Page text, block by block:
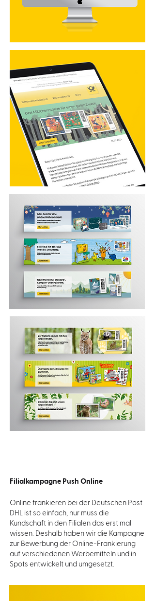
Filialkampagne Push Online
Online frankieren bei der Deutschen Post
DHL ist so einfach, nur muss die
Kundschaft in den Filialen das erst mal
wissen. Deshalb haben wir die Kampagne
zur Bewerbung der Online-Frankierung
auf verschiedenen Werbemitteln und in
Spots entwickelt und umgesetzt.